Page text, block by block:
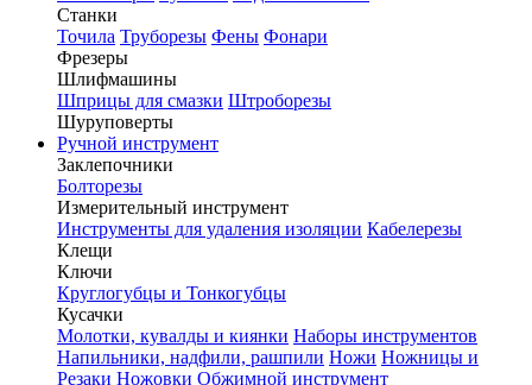
Станки
Точила Труборезы Фены Фонари
Фрезеры
Шлифмашины
Шприцы для смазки Штроборезы
Шуруповерты
Ручной инструмент
Заклепочники
Болторезы
Измерительный инструмент
Инструменты для удаления изоляции Кабелерезы
Клещи
Ключи
Круглогубцы и Тонкогубцы
Кусачки
Молотки, кувалды и киянки Наборы инструментов
Напильники, надфили, рашпили Ножи Ножницы и
Резаки Ножовки Обжимной инструмент